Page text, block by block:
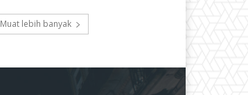
Muat lebih banyak